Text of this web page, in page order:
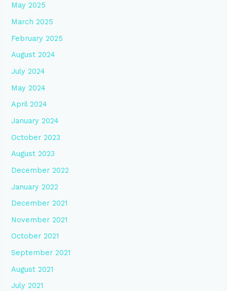
May 2025
March 2025
February 2025
August 2024
July 2024
May 2024
April 2024
January 2024
October 2023
August 2023
December 2022
January 2022
December 2021
November 2021
October 2021
September 2021
August 2021
July 2021